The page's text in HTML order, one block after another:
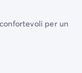
per un